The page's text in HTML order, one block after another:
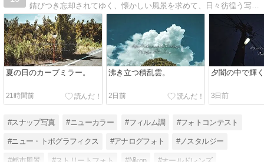
錆びつき忘却されてゆく、懐かしい風景を求めて、日々彷徨う写真日記。
夏の日のカーブミラー。
21時間前
沸き立つ積乱雲。
2日前
夕闇の中で輝
3日前
#スナップ写真 #ニューカラー #フィルム調 #フォトコンテスト
#ニュー・トポグラフィクス #アナログフォト #ノスタルジー
#都市風景 #ストリートフォト #Nikon #オールドレンズ